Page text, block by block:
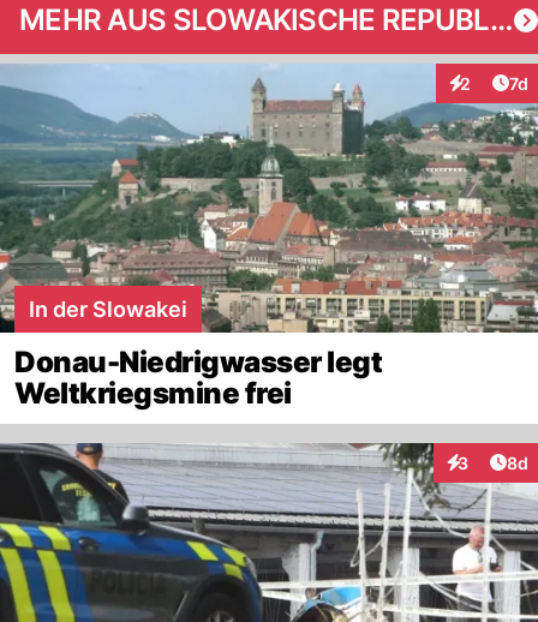
MEHR AUS SLOWAKISCHE REPUBLIK
2 7d
In der Slowakei
Donau-Niedrigwasser legt
Weltkriegsmine frei
3 8d